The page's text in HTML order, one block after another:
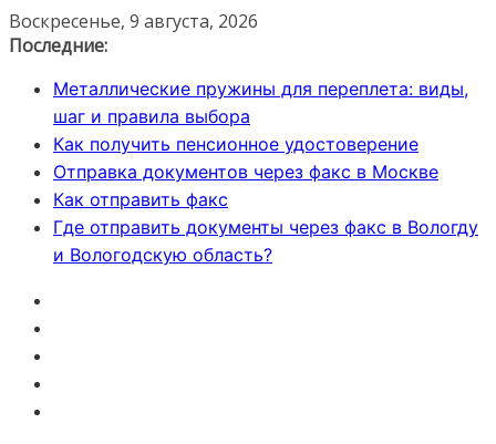
Перейти
к
Воскресенье, 9 августа, 2026
Последние:
Металлические пружины для переплета: виды,
шаг и правила выбора
Как получить пенсионное удостоверение
Отправка документов через факс в Москве
Как отправить факс
Где отправить документы через факс в Вологду
и Вологодскую область?